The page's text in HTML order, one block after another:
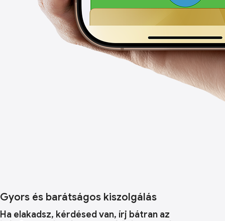
Gyors és barátságos kiszolgálás
Ha elakadsz, kérdésed van, írj bátran az